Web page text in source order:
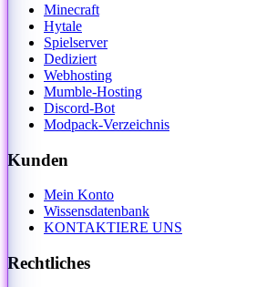
Minecraft
Hytale
Spielserver
Dediziert
Webhosting
Mumble-Hosting
Discord-Bot
Modpack-Verzeichnis
Kunden
Mein Konto
Wissensdatenbank
KONTAKTIERE UNS
Rechtliches